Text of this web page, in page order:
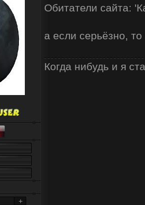
Обитатели сайта:
а если серьёзно,
Когда нибудь и я